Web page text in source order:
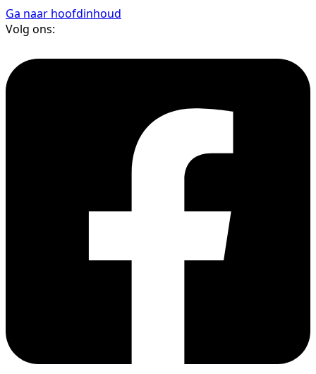
Ga naar hoofdinhoud
Volg ons: